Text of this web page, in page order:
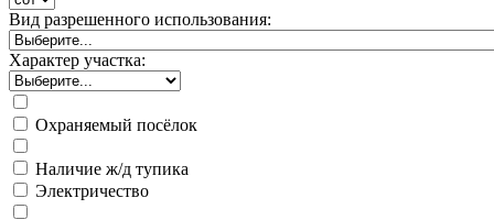
Вид разрешенного использования:
Характер участка:
Охраняемый посёлок
Наличие ж/д тупика
Электричество